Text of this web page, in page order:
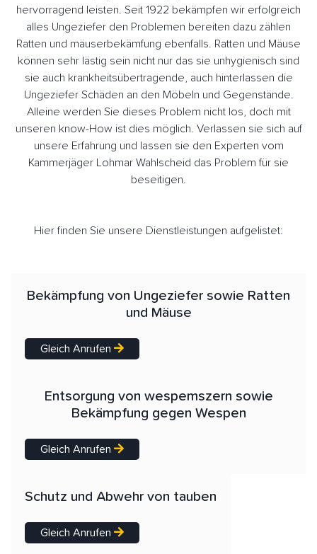
hervorragend leisten. Seit 1922 bekämpfen wir erfolgreich
alles Ungeziefer den Problemen bereiten dazu zählen
Ratten und mäuserbekämfung ebenfalls. Ratten und Mäuse
können sehr lästig sein nicht nur das sie unhygienisch sind
sie auch krankheitsübertragende, auch hinterlassen die
Ungeziefer Schäden an den Möbeln und Gegenstände.
Alleine werden Sie dieses Problem nicht los, doch mit
unseren know-How ist dies möglich. Verlassen sie sich auf
unsere Erfahrung und lassen sie den Experten vom
Kammerjäger Lohmar Wahlscheid das Problem für sie
beseitigen.
Hier finden Sie unsere Dienstleistungen aufgelistet:
Bekämpfung von Ungeziefer sowie Ratten
und Mäuse
Gleich Anrufen
Entsorgung von wespemszern sowie
Bekämpfung gegen Wespen
Gleich Anrufen
Schutz und Abwehr von tauben
Gleich Anrufen